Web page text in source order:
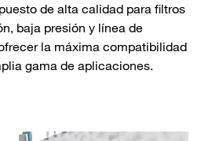
de alta calidad para filtros
baja presión y línea de
la máxima compatibilidad
gama de aplicaciones.